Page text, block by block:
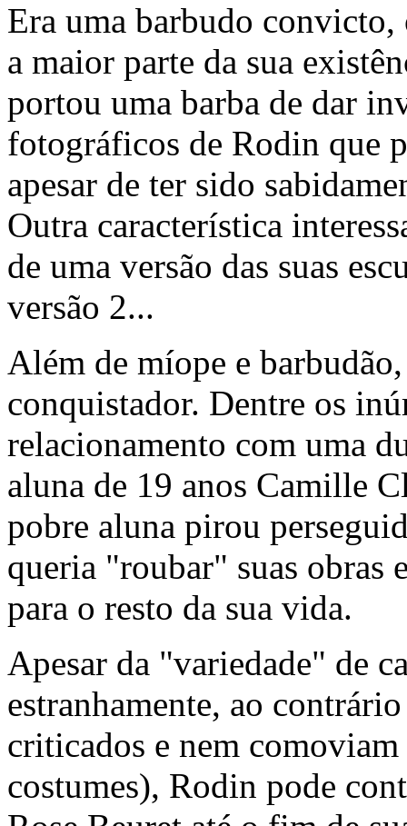
Era uma barbudo convicto,
a maior parte da sua
portou uma barba de dar
fotográficos de Rodin que
apesar de ter sido
Outra característica
de uma versão das suas
versão 2...
Além de míope e
conquistador. Dentre os
relacionamento com uma
aluna de 19 anos Camille
pobre aluna pirou
queria "roubar" suas obras
para o resto da sua vida.
Apesar da "variedade" de
estranhamente, ao
criticados e nem
costumes), Rodin pode